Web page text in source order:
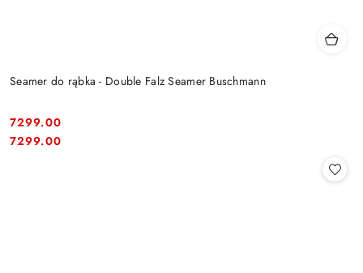
Seamer do rąbka - Double Falz Seamer Buschmann
Cena:
7299.00
Cena:
7299.00